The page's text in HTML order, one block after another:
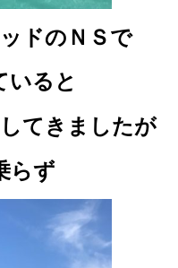
ドのＮＳで
いると
てきましたが
らず